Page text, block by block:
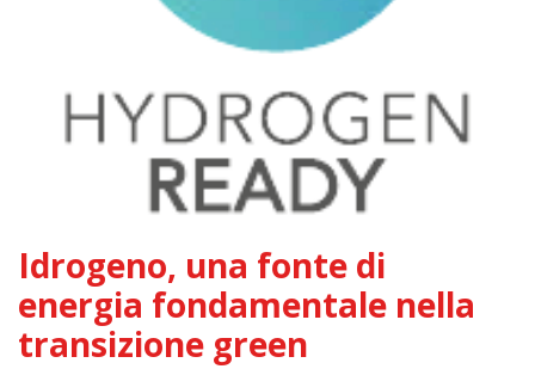
Idrogeno, una fonte di
energia fondamentale nella
transizione green